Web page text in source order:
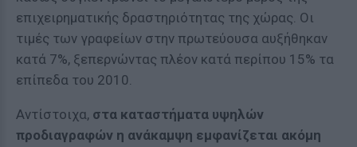
επιχειρηματικής δραστηριότητας της χώρας. Οι
τιμές των γραφείων στην πρωτεύουσα αυξήθηκαν
κατά 7%, ξεπερνώντας πλέον κατά περίπου 15% τα
επίπεδα του 2010.
Αντίστοιχα, στα καταστήματα υψηλών
προδιαγραφών η ανάκαμψη εμφανίζεται ακόμη